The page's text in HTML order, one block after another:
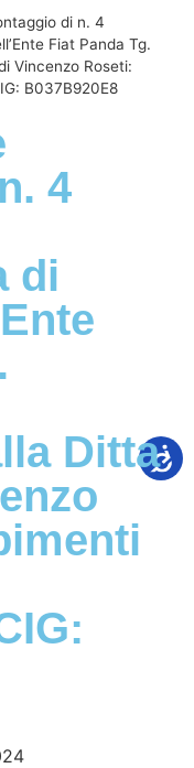
di n. 4
Fiat Panda Tg.
Vincenzo Roseti:
B037B920E8
4
di
Ditta